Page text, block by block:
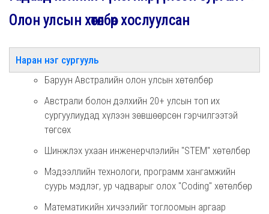
Олон улсын хөтөлбөр хослуулсан
Наран нэг сургууль
Баруун Австралийн олон улсын хөтөлбөр
Австрали болон дэлхийн 20+ улсын топ их
сургуулиудад хүлээн зөвшөөрсөн гэрчилгээтэй
төгсөх
Шинжлэх ухаан инженерчлэлийн "STEM" хөтөлбөр
Мэдээллийн технологи, программ хангамжийн
суурь мэдлэг, ур чадварыг олох "Coding" хөтөлбөр
Математикийн хичээлийг тоглоомын аргаар